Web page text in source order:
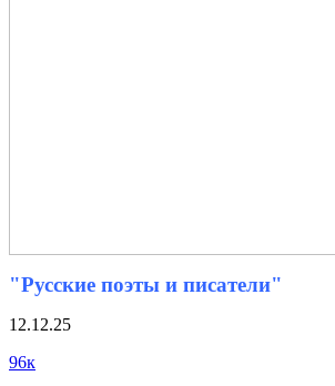
"Русские поэты и писатели"
12.12.25
96к